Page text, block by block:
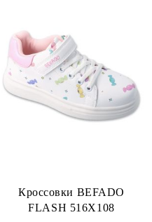
Кроссовки BEFADO
FLASH 516X108